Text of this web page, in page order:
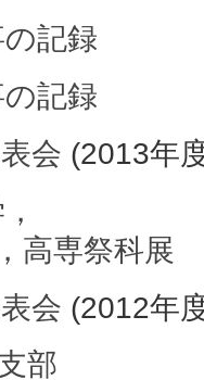
記録
記録
会 (2013年
高専祭科展
会 (2012年
部